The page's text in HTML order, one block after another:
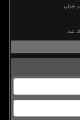
شیلی